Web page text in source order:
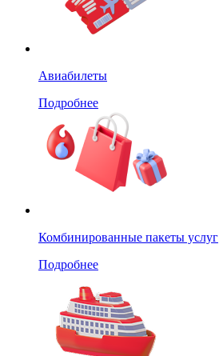
Авиабилеты
Подробнее
Комбинированные пакеты услуг
Подробнее